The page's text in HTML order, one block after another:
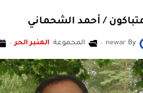
/ أحمد الشحماني
By
newar المجموعة: المنبر الحر